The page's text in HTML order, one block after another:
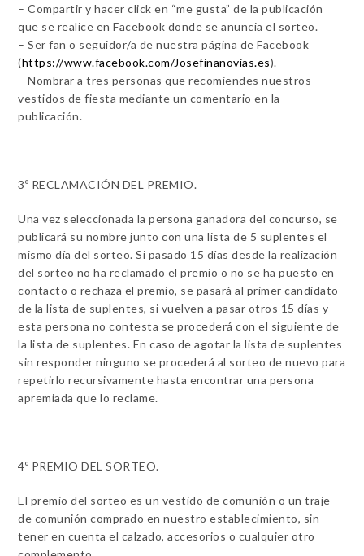
– Compartir y hacer click en “me gusta” de la publicación
que se realice en Facebook donde se anuncia el sorteo.
– Ser fan o seguidor/a de nuestra página de Facebook
(https://www.facebook.com/Josefinanovias.es).
– Nombrar a tres personas que recomiendes nuestros
vestidos de fiesta mediante un comentario en la
publicación.
3º RECLAMACIÓN DEL PREMIO.
Una vez seleccionada la persona ganadora del concurso, se
publicará su nombre junto con una lista de 5 suplentes el
mismo día del sorteo. Si pasado 15 días desde la realización
del sorteo no ha reclamado el premio o no se ha puesto en
contacto o rechaza el premio, se pasará al primer candidato
de la lista de suplentes, si vuelven a pasar otros 15 días y
esta persona no contesta se procederá con el siguiente de
la lista de suplentes. En caso de agotar la lista de suplentes
sin responder ninguno se procederá al sorteo de nuevo para
repetirlo recursivamente hasta encontrar una persona
apremiada que lo reclame.
4º PREMIO DEL SORTEO.
El premio del sorteo es un vestido de comunión o un traje
de comunión comprado en nuestro establecimiento, sin
tener en cuenta el calzado, accesorios o cualquier otro